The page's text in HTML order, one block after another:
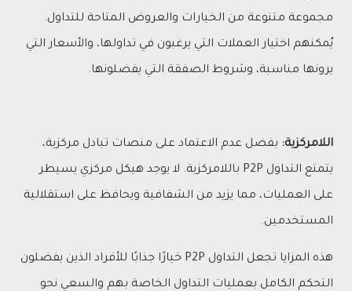
مجموعة متنوعة من الخيارات والعروض المتاحة للتداول.
يُمكنهم اختيار العملات التي يرغبون في تداولها، والأسعار التي
يرونها مناسبة، وشروط الصفقة التي يفضلونها.
اللامركزية: بفضل عدم الاعتماد على منصات تبادل مركزية،
يتمتع التداول P2P باللامركزية. لا يوجد هيكل مركزي يسيطر
على العمليات، مما يزيد من الشفافية ويحافظ على استقلالية
المستخدمين.
هذه المزايا تجعل التداول P2P خيارًا جذابًا للأفراد الذين يفضلون
التحكم الكامل بعمليات التداول الخاصة بهم والسعي نحو